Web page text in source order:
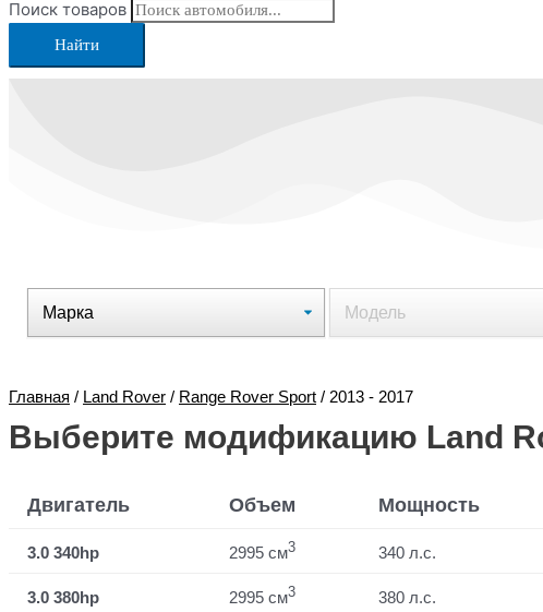
Поиск товаров
Найти
Главная / Land Rover / Range Rover Sport / 2013 - 2017
Выберите модификацию Land
Двигатель Объем Мощность
3.0 340hp 2995 см3 340 л.с.
3.0 380hp 2995 см3 380 л.с.